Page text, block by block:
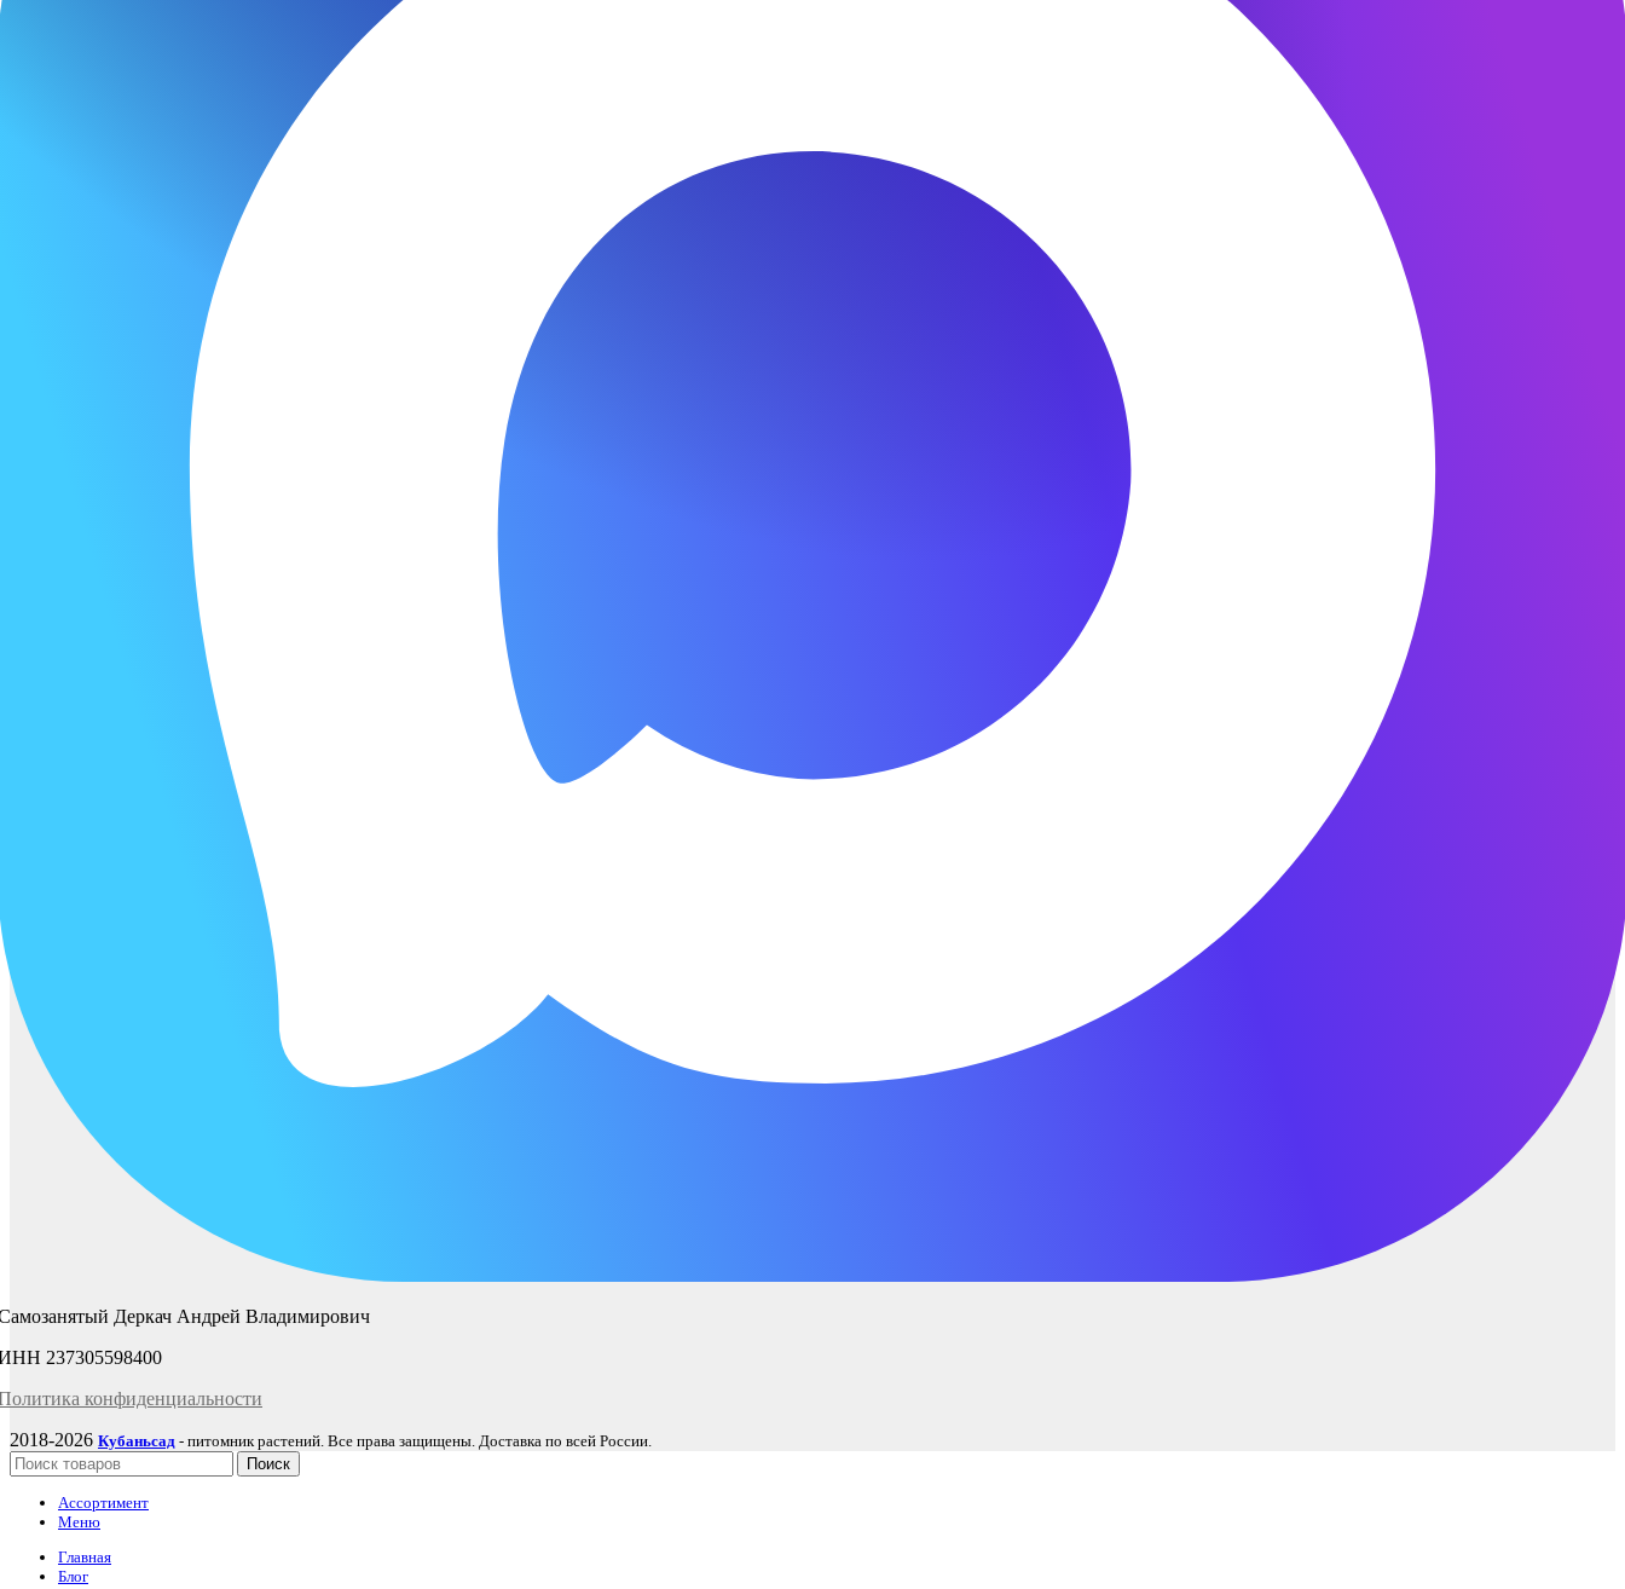
Деркач Андрей Владимирович
237305598400
конфиденциальности
2018-2026 Кубаньсад - питомник растений. Все права защищены. Доставка по всей России.
Поиск
Ассортимент
Меню
Главная
Блог